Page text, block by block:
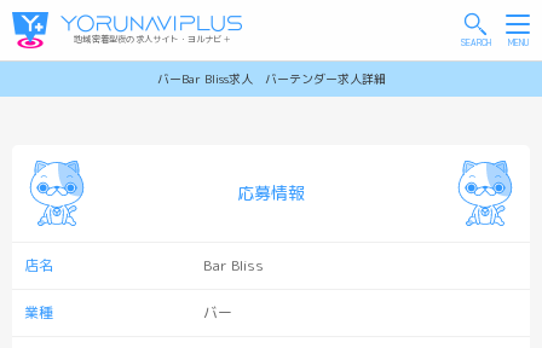
バーBar Bliss求人 バーテンダー求人詳細
地域密着型夜の求人サイト・ヨルナビ＋
応募情報
店名 Bar Bliss
業種 バー